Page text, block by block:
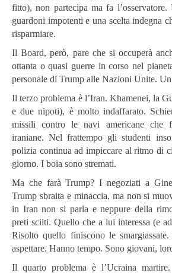
fitto), non partecipa ma fa l’osservatore.
guardoni impotenti e una scelta indegna
risparmiare.
Il Board, però, pare che si occuperà
ottanta o quasi guerre in corso nel
personale di Trump alle Nazioni Unite. Un
Il terzo problema è l’Iran. Khamenei, la
e due nipoti), è molto indaffarato.
missili contro le navi americane che
iraniane. Nel frattempo gli studenti
polizia continua ad impiccare al ritmo di
giorno. I boia sono stremati.
Ma che farà Trump? I negoziati a
Trump sbraita e minaccia, ma non si
in Iran non si parla e neppure della
preti sciiti. Quello che a lui interessa (e
Risolto quello finiscono le
aspettare. Hanno tempo. Sono giovani,
Il quarto problema è l’Ucraina